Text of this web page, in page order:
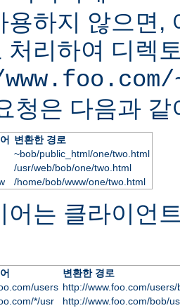
용하지 않으면,
처리하여 디렉
청은 다음과 같
변환한 경로
~bob/public_html/one/two.html
/usr/web/bob/one/two.html
/home/bob/www/one/two.html
어는 클라이언
변환한 경로
users http://www.foo.com/
*/usr
http://www.foo.com/bob/